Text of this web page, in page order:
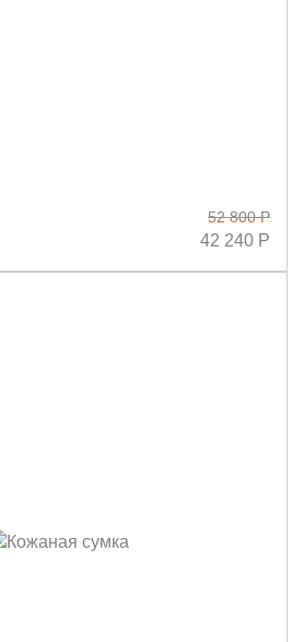
52 800 Р
42 240 Р